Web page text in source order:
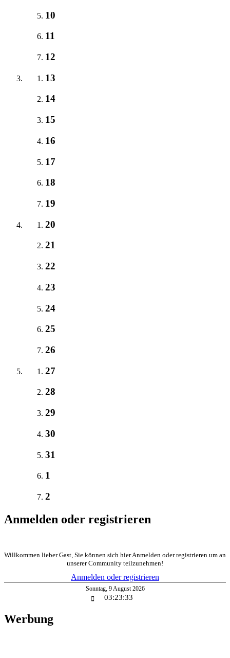
10
11
12
13
14
15
16
17
18
19
20
21
22
23
24
25
26
27
28
29
30
31
1
2
Anmelden oder registrieren
Willkommen lieber Gast, Sie können sich hier Anmelden oder registrieren um an
unserer Community teilzunehmen!
Anmelden oder registrieren
Sonntag, 9August 2026
03:23:33
Werbung